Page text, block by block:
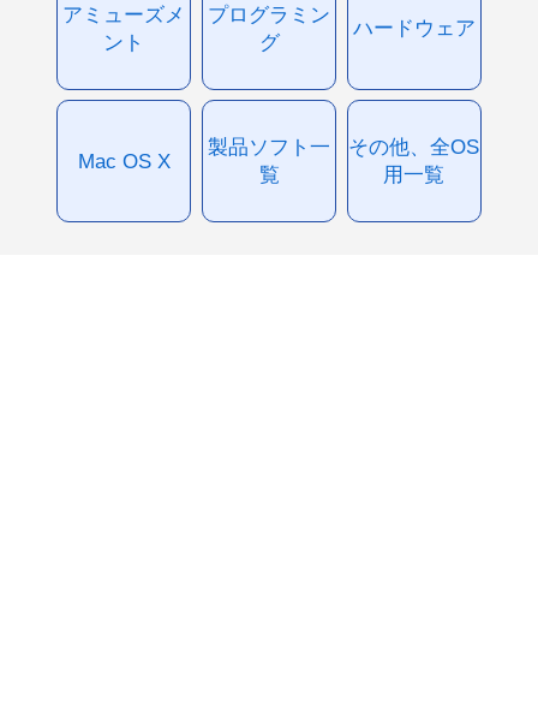
アミューズメ
ント
プログラミン
グ
ハードウェア
Mac OS X
製品ソフト一
覧
その他、全OS
用一覧